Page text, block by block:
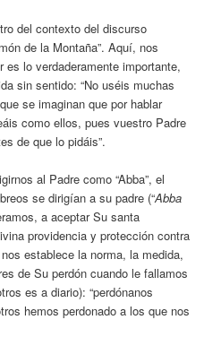
del contexto del discurso
de la Montaña”. Aquí, nos
lo verdaderamente importante,
sin sentido: “No uséis muchas
se imaginan que por hablar
como ellos, pues vuestro Padre
de que lo pidáis”.
al Padre como “Abba”, el
se dirigían a su padre (“Abba
a aceptar Su santa
providencia y protección contra
establece la norma, la medida,
de Su perdón cuando le fallamos
es a diario): “perdónanos
hemos perdonado a los que nos